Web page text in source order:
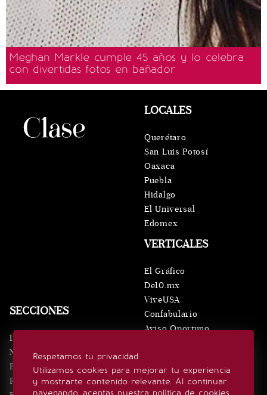
Meghan Markle cumple 45 años y lo celebra
con divertidas fotos en bañador
Respetamos tu privacidad
Utilizamos cookies para mejorar tu experiencia
y mostrarte contenido relevante. Al continuar
navegando, aceptas nuestra política de cookies
SECCIONES
Inicio
Noticias
Eventos
Realeza
VERTICALES
El Gráfico
De10.mx
ViveUSA
Confabulario
Aviso Oportuno
LOCALES
Querétaro
San Luis Potosí
Oaxaca
Puebla
Hidalgo
El Universal
Edomex
SÍGUENOS